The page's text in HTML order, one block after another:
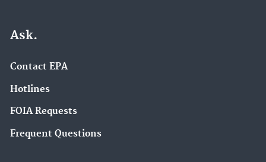
Ask.
Contact EPA
Hotlines
FOIA Requests
Frequent Questions